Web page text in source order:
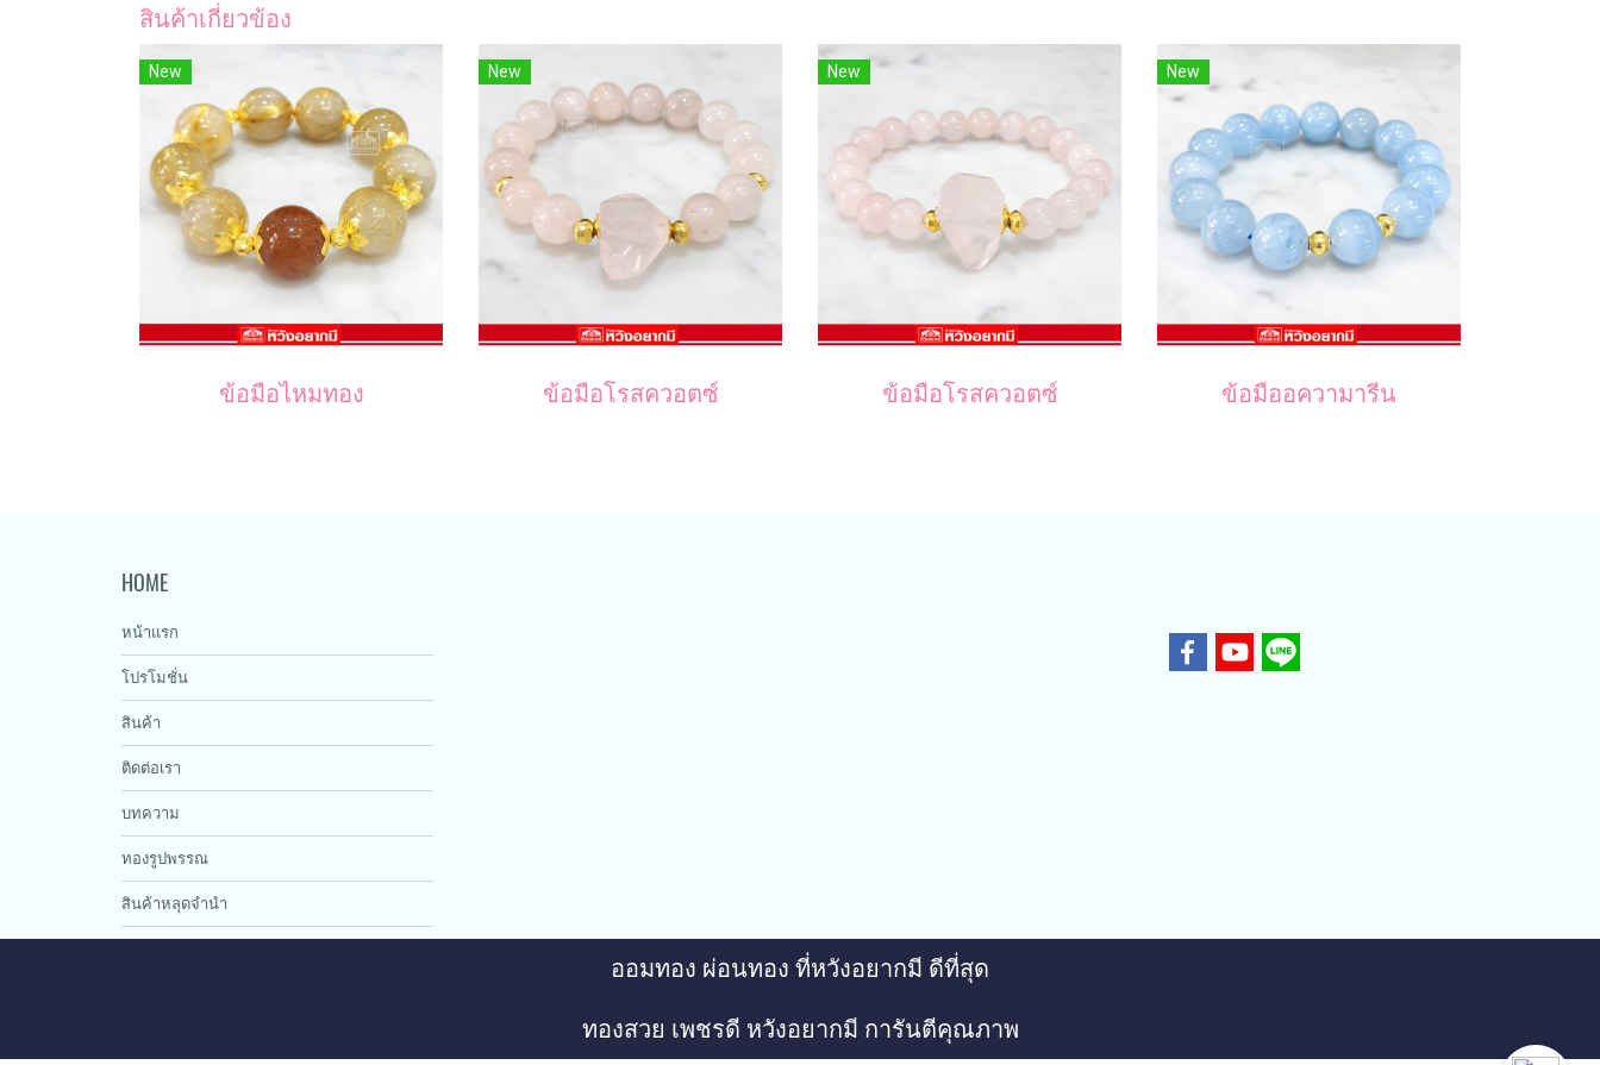
สินค้าเกี่ยวข้อง
New
ข้อมือไหมทอง
New
ข้อมือโรสควอตซ์
New
ข้อมือโรสควอตซ์
New
ข้อมืออความารีน
HOME
หน้าแรก
โปรโมชั่น
สินค้า
ติดต่อเรา
บทความ
ทองรูปพรรณ
สินค้าหลุดจำนำ
ออมทอง ผ่อนทอง ที่หวังอยากมี ดีที่สุด
ทองสวย เพชรดี หวังอยากมี การันตีคุณภาพ